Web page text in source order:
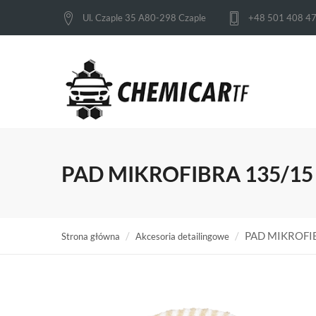
Ul. Czaple 35 A80-298 Czaple +48 501 408
PAD MIKROFIBRA 135/15
Strona główna Akcesoria detailingowe PAD